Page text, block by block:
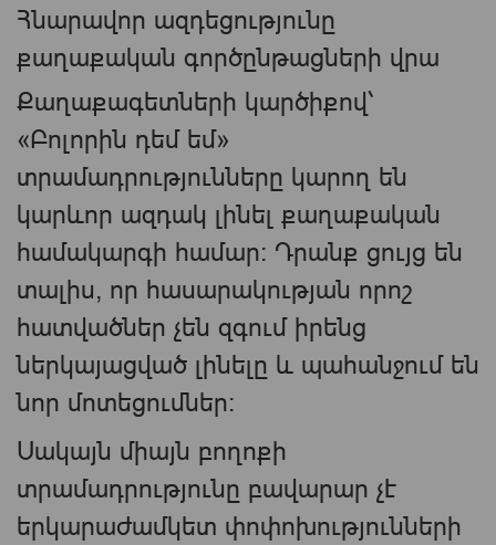
Հնարավոր ազդեցությունը
քաղաքական գործընթացների վրա
Քաղաքագետների կարծիքով՝
«Բոլորին դեմ եմ»
տրամադրությունները կարող են
կարևոր ազդակ լինել քաղաքական
համակարգի համար։ Դրանք ցույց են
տալիս, որ հասարակության որոշ
հատվածներ չեն զգում իրենց
ներկայացված լինելը և պահանջում են
նոր մոտեցումներ։
Սակայն միայն բողոքի
տրամադրությունը բավարար չէ
երկարաժամկետ փոփոխությունների